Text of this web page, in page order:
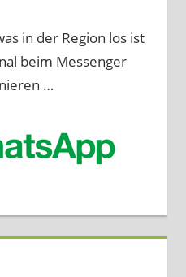
in der Region los ist
beim Messenger
…